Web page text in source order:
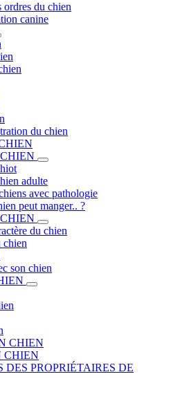
ordres du chien
canine
du chien
adulte
avec pathologie
peut manger.. ?
du chien
chien
son chien
CHIEN
CHIEN
PROPRIÉTAIRES DE